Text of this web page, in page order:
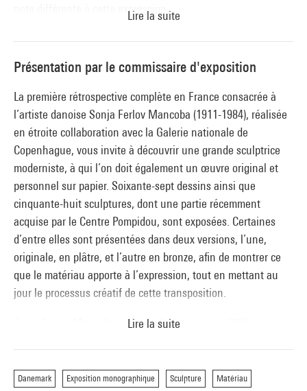
note différente à cette expression.
Exposition organisée en collaboration avec le SMK, Galerie
nationale du Danemark, Copenhague
Lire la suite
Présentation par le commissaire d'exposition
La première rétrospective complète en France consacrée à
l’artiste danoise Sonja Ferlov Mancoba (1911-1984), réalisée
en étroite collaboration avec la Galerie nationale de
Copenhague, vous invite à découvrir une grande sculptrice
moderniste, à qui l’on doit également un œuvre original et
personnel sur papier. Soixante-sept dessins ainsi que
cinquante-huit sculptures, dont une partie récemment
acquise par le Centre Pompidou, sont exposées. Certaines
d’entre elles sont présentées dans deux versions, l’une,
originale, en plâtre, et l’autre en bronze, afin de montrer ce
que le matériau apporte à l’expression, tout en mettant au
jour le processus créatif de cette transposition.
Sonja Ferlov Mancoba propose dès les années 1930 un
20esiècle. À la croisée de formes abstraites et figuratives, ses
Lire la suite
Danemark Exposition monographique Sculpture Matériau